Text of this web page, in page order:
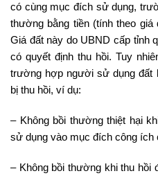
có cùng mục đích sử dụng,
thường bằng tiền (tính theo giá
Giá đất này do UBND cấp tỉnh
có quyết định thu hồi. Tuy
trường hợp người sử dụng đất
bị thu hồi, ví dụ:
– Không bồi thường thiệt hại
sử dụng vào mục đích công ích
– Không bồi thường khi thu